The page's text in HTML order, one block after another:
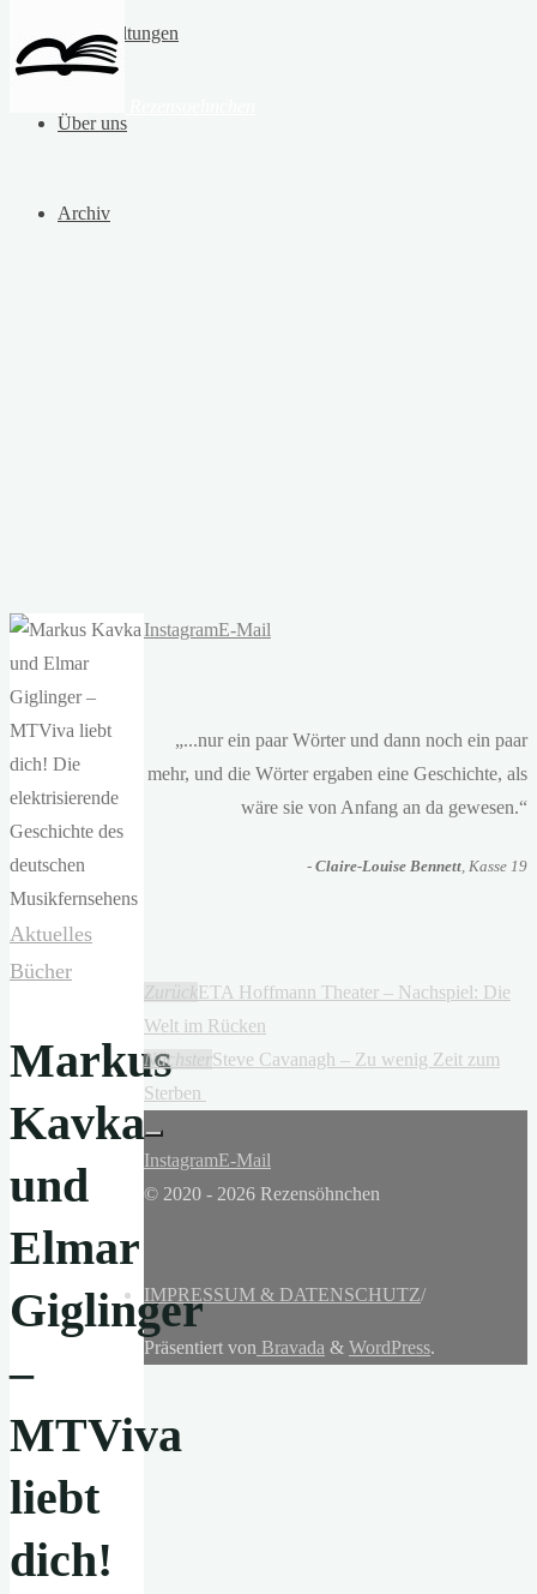
Veranstaltungen
Über uns
Archiv
Aktuelles
Bücher
Markus
Kavka
und
Elmar
Giglinger
–
MTViva
liebt
dich!
InstagramE-Mail
„...nur ein paar Wörter und dann noch ein paar
mehr, und die Wörter ergaben eine Geschichte, als
wäre sie von Anfang an da gewesen.“
- Claire-Louise Bennett, Kasse 19
ZurückETA Hoffmann Theater – Nachspiel: Die
Welt im Rücken
NächsterSteve Cavanagh – Zu wenig Zeit zum
Sterben
InstagramE-Mail
© 2020 - 2026 Rezensöhnchen
IMPRESSUM & DATENSCHUTZ/
Präsentiert von Bravada & WordPress.